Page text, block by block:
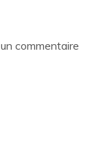
commentaire